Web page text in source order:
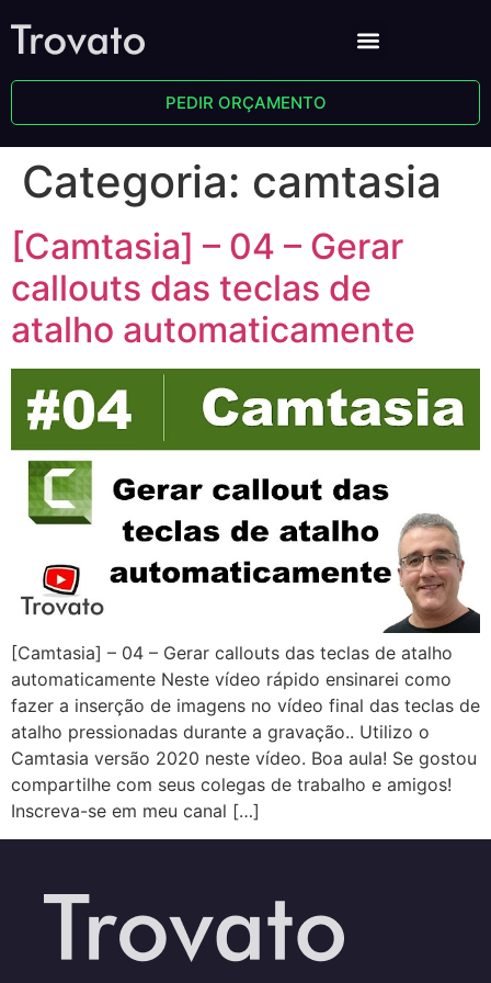
PEDIR ORÇAMENTO
Categoria: camtasia
[Camtasia] – 04 – Gerar
callouts das teclas de
atalho automaticamente
[Camtasia] – 04 – Gerar callouts das teclas de atalho
automaticamente Neste vídeo rápido ensinarei como
fazer a inserção de imagens no vídeo final das teclas de
atalho pressionadas durante a gravação.. Utilizo o
Camtasia versão 2020 neste vídeo. Boa aula! Se gostou
compartilhe com seus colegas de trabalho e amigos!
Inscreva-se em meu canal […]